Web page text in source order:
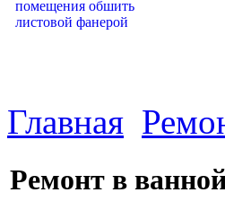
Главная
Ремонт в